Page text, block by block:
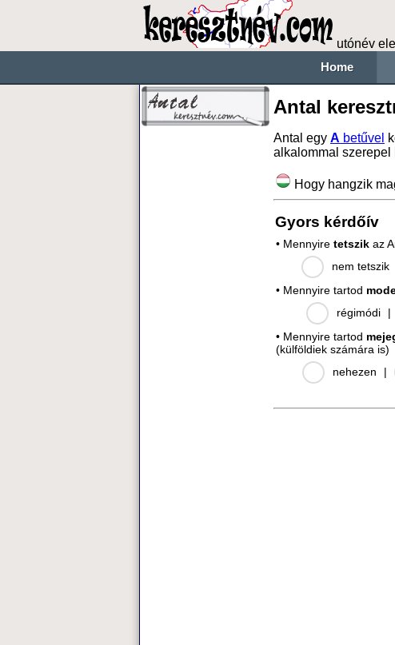
utónév
Home
Antal
Antal egy A betűvel
alkalommal szerepel
Hogy hangzik
Gyors kérdőív
• Mennyire tetszik az
nem tetszik
• Mennyire tartod
régimódi
|
• Mennyire tartod
(külföldiek számára is)
nehezen
|